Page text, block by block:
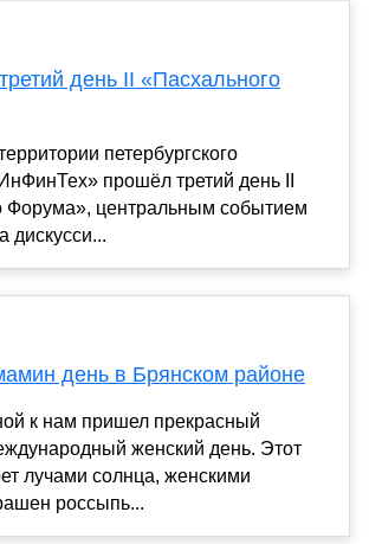
день II «Пасхального
петербургского
прошёл третий день II
Форума», центральным событием
дискусси...
день в Брянском районе
к нам пришел прекрасный
женский день. Этот
лучами солнца, женскими
россыпь...